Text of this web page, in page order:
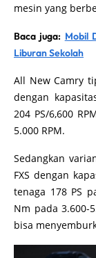
mesin yang
Baca juga: Mobil
Liburan Sekolah
All New Camry
dengan
204 PS/6,600
5.000 RPM.
Sedangkan
FXS dengan
tenaga 178 PS
Nm pada 3.600-
bisa